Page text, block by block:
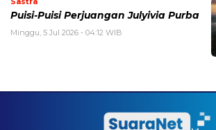
Puisi-Puisi Perjuangan Julyivia Purba
Minggu, 5 Jul 2026 - 04:12 WIB